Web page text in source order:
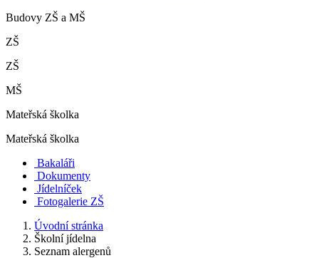
Budovy ZŠ a MŠ
ZŠ
ZŠ
MŠ
Mateřská školka
Mateřská školka
Bakaláři
Dokumenty
Jídelníček
Fotogalerie ZŠ
Úvodní stránka
Školní jídelna
Seznam alergenů